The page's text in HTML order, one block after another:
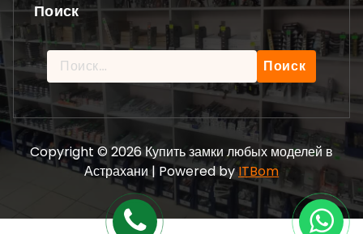
Поиск
Найти:
Copyright © 2026 Купить замки любых моделей в
Астрахани | Powered byITBom